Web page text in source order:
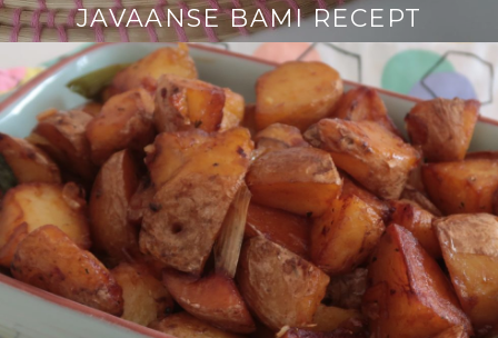
JAVAANSE BAMI RECEPT